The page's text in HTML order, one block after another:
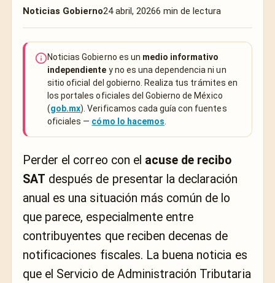
Noticias Gobierno24 abril, 20266 min de lectura
Noticias Gobierno es un medio informativo
independiente y no es una dependencia ni un
sitio oficial del gobierno. Realiza tus trámites en
los portales oficiales del Gobierno de México
(gob.mx). Verificamos cada guía con fuentes
oficiales — cómo lo hacemos
Perder el correo con el acuse de recibo
SAT después de presentar la declaración
anual es una situación más común de lo
que parece, especialmente entre
contribuyentes que reciben decenas de
notificaciones fiscales. La buena noticia es
que el Servicio de Administración Tributaria